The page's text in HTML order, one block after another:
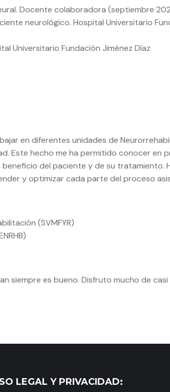
Docente colaboradora (septiembre
neurológico. Hospital Universitario
Universitario Fundación Jiménez Díaz
en diferentes unidades de
Este hecho me ha permitido conocer en
del paciente y de su
y optimizar cada parte del proceso
(SVMFYR)
siempre es bueno. Disfruto mucho de
LEGAL Y PRIVACIDAD: